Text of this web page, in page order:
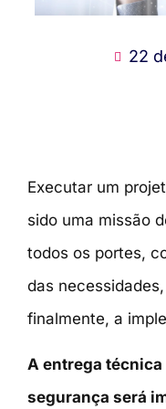
22
Executar um
sido uma missão
todos os portes,
das
finalmente, a
A entrega técnica
segurança será